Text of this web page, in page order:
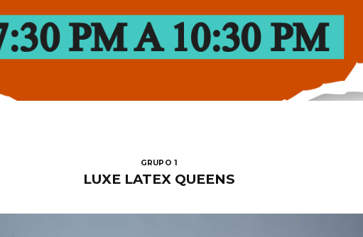
GRUPO 1
LUXE LATEX QUEENS